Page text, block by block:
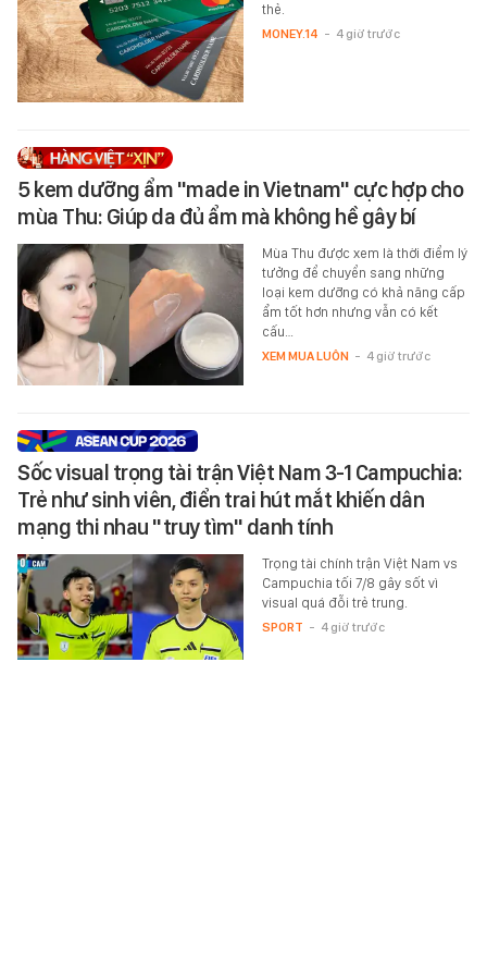
thẻ.
MONEY.14 - 4 giờ trước
5 kem dưỡng ẩm "made in Vietnam" cực hợp cho
mùa Thu: Giúp da đủ ẩm mà không hề gây bí
Mùa Thu được xem là thời điểm lý
tưởng để chuyển sang những
loại kem dưỡng có khả năng cấp
ẩm tốt hơn nhưng vẫn có kết
cấu…
XEM MUA LUÔN - 4 giờ trước
Sốc visual trọng tài trận Việt Nam 3-1 Campuchia:
Trẻ như sinh viên, điển trai hút mắt khiến dân
mạng thi nhau "truy tìm" danh tính
Trọng tài chính trận Việt Nam vs
Campuchia tối 7/8 gây sốt vì
visual quá đỗi trẻ trung.
SPORT - 4 giờ trước